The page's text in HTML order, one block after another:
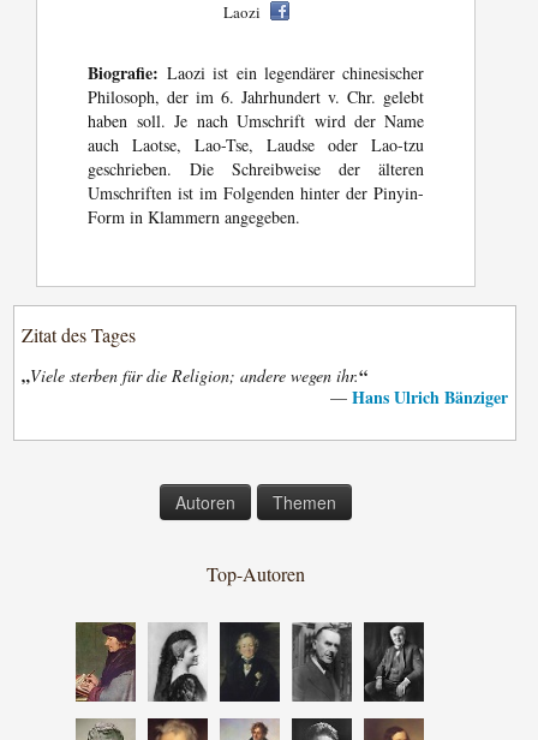
Laozi
Biografie: Laozi ist ein legendärer chinesischer
Philosoph, der im 6. Jahrhundert v. Chr. gelebt
haben soll. Je nach Umschrift wird der Name
auch Laotse, Lao-Tse, Laudse oder Lao-tzu
geschrieben. Die Schreibweise der älteren
Umschriften ist im Folgenden hinter der Pinyin-
Form in Klammern angegeben.
Zitat des Tages
„Viele sterben für die Religion; andere wegen ihr.“
— Hans Ulrich Bänziger
Autoren Themen
Top-Autoren